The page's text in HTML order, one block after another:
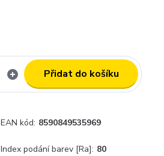
Přidat do košíku
EAN kód: 8590849535969
Index podání barev [Ra]: 80